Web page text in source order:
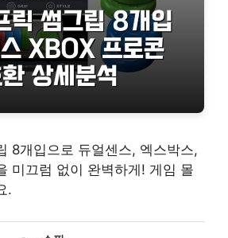
8개입으로 듀얼센스, 엑스박스,
미끄럼 없이 완벽하게! 게임 몰
.